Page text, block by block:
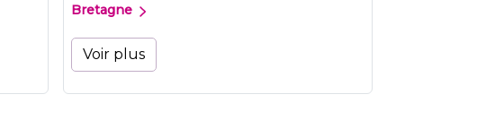
Bretagne
Voir plus